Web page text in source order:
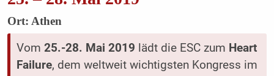
Ort: Athen
Vom 25.-28. Mai 2019 lädt die ESC zum Heart
Failure, dem weltweit wichtigsten Kongress im